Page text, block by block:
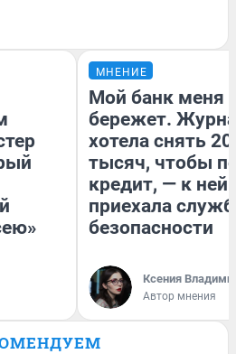
МНЕНИЕ
Мой банк меня
бережет.
хотела снять
тысяч, чтобы
кредит, — к
приехала
безопасности
Ксения
Автор мнения